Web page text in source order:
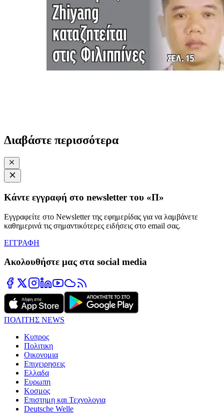
Διαβάστε περισσότερα
Κάντε εγγραφή στο newsletter του «Π»
Εγγραφείτε στο Newsletter της εφημερίδας για να λαμβάνετε
καθημερινά τις σημαντικότερες ειδήσεις στο email σας.
ΕΓΓΡΑΦΗ
Ακολουθήστε μας στα social media
ΠΟΛΙΤΗΣ NEWS
Κυπρος
Πολιτικη
Οικονομια
Επιχειρησεις
Ελλαδα
Ευρωπη
Κοσμος
Επιστημη και Τεχνολογια
Deutsche Welle